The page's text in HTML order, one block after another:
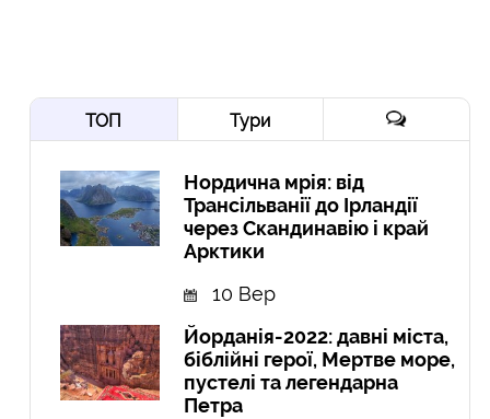
ТОП Тури
Нордична мрія: від
Трансільванії до Ірландії
через Скандинавію і край
Арктики
10 Вер
Йорданія-2022: давні міста,
біблійні герої, Мертве море,
пустелі та легендарна
Петра